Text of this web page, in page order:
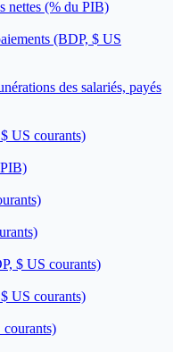
nettes (% du PIB)
(BDP, $ US
des salariés, payés
US courants)
$ US courants)
US courants)
courants)